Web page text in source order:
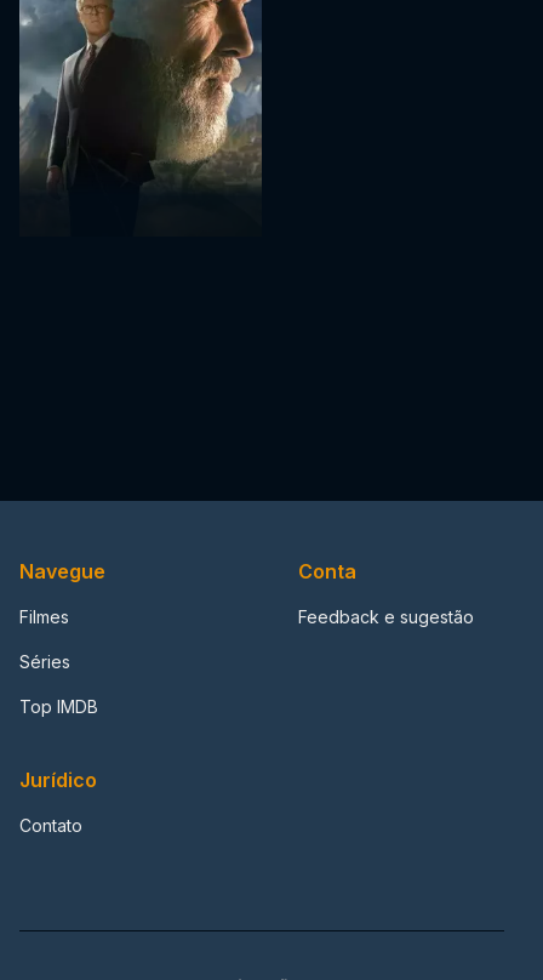
Navegue
Filmes
Séries
Top IMDB
Conta
Feedback e sugestão
Jurídico
Contato